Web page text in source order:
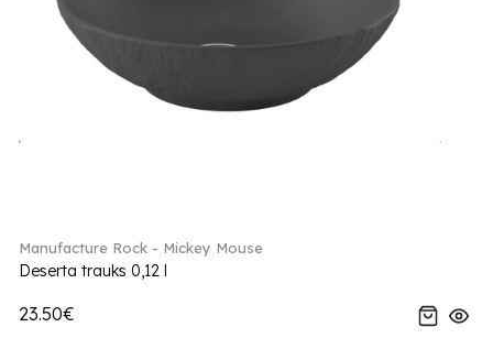
Manufacture Rock - Mickey Mouse
Deserta trauks 0,12 l
23.50€